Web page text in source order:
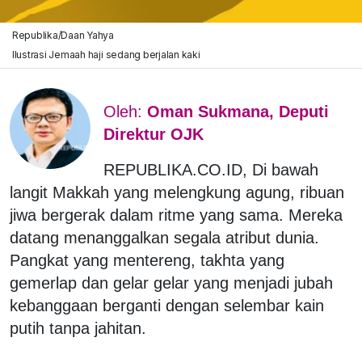
Republika/Daan Yahya
Ilustrasi Jemaah haji sedang berjalan kaki
Oleh: Oman Sukmana, Deputi
Direktur OJK
REPUBLIKA.CO.ID, Di bawah
langit Makkah yang melengkung agung, ribuan
jiwa bergerak dalam ritme yang sama. Mereka
datang menanggalkan segala atribut dunia.
Pangkat yang mentereng, takhta yang
gemerlap dan gelar gelar yang menjadi jubah
kebanggaan berganti dengan selembar kain
putih tanpa jahitan.